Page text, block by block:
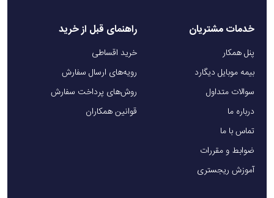
خدمات مشتریان
پنل همکار
بیمه موبایل دیگارد
سوالات متداول
درباره ما
تماس با ما
ضوابط و مقررات
آموزش ریجستری
راهنمای قبل از خرید
خرید اقساطی
رویه‌های ارسال سفارش
روش‌های پرداخت سفارش
قوانین همکاران